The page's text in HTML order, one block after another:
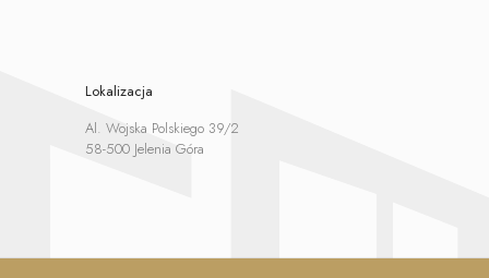
Lokalizacja
Al. Wojska Polskiego 39/2
58-500 Jelenia Góra